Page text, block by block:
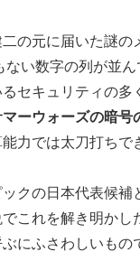
の元に届いた謎の
ない数字の列が並
セキュリティの多
ーウォーズの暗号
力では太刀打ちで
クの日本代表候補
これを解き明かし
ぶにふさわしいもの